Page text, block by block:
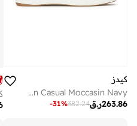
كيدز
Keds Women's Center III Boat Shoe Loafer – BlissArch Support, Slip-On Casual Moccasin Navy
ر.ق263.86
382.24
-31%